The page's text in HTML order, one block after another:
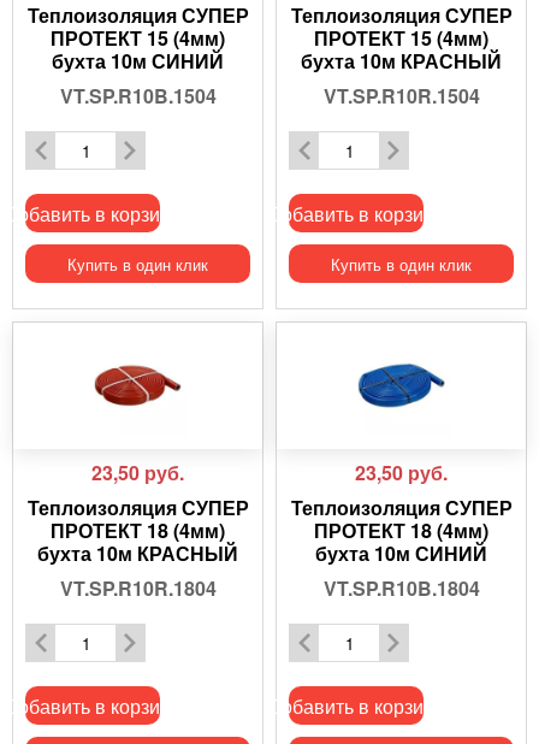
Теплоизоляция СУПЕР
ПРОТЕКТ 15 (4мм)
бухта 10м СИНИЙ
VT.SP.R10B.1504
Добавить в корзину
Купить в один клик
Теплоизоляция СУПЕР
ПРОТЕКТ 15 (4мм)
бухта 10м КРАСНЫЙ
VT.SP.R10R.1504
Добавить в корзину
Купить в один клик
23,50 руб.
Теплоизоляция СУПЕР
ПРОТЕКТ 18 (4мм)
бухта 10м КРАСНЫЙ
VT.SP.R10R.1804
Добавить в корзину
23,50 руб.
Теплоизоляция СУПЕР
ПРОТЕКТ 18 (4мм)
бухта 10м СИНИЙ
VT.SP.R10B.1804
Добавить в корзину